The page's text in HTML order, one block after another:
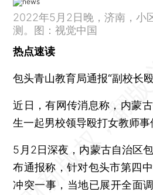
2022年5月2日晚，济南，小
测。图：视觉中国
热点速读
包头青山教育局通报“副校长
近日，有网传消息称，内蒙
生一起男校领导殴打女教师事
5月2日深夜，内蒙古自治区
布通报称，针对包头市第四
冲突一事，当地已展开全面